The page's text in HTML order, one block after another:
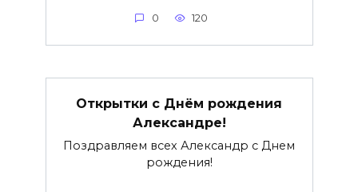
0 120
Открытки с Днём рождения
Александре!
Поздравляем всех Александр с Днем
рождения!